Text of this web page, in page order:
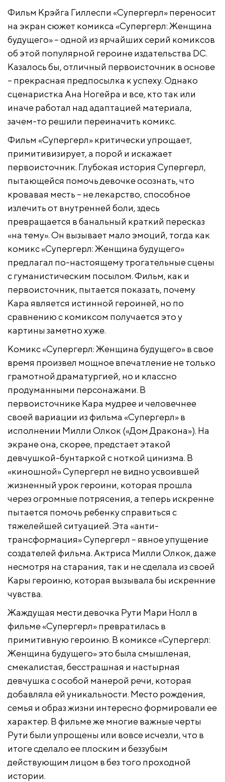
Фильм Крэйга Гиллеспи «Супергерл» переносит
на экран сюжет комикса «Супергерл: Женщина
будущего» – одной из ярчайших серий комиксов
об этой популярной героине издательства DC.
Казалось бы, отличный первоисточник в основе
– прекрасная предпосылка к успеху. Однако
сценаристка Ана Ногейра и все, кто так или
иначе работал над адаптацией материала,
зачем-то решили переиначить комикс.
Фильм «Супергерл» критически упрощает,
примитивизирует, а порой и искажает
первоисточник. Глубокая история Супергерл,
пытающейся помочь девочке осознать, что
кровавая месть – не лекарство, способное
излечить от внутренней боли, здесь
превращается в банальный краткий пересказ
«на тему». Он вызывает мало эмоций, тогда как
комикс «Супергерл: Женщина будущего»
предлагал по-настоящему трогательные сцены
с гуманистическим посылом. Фильм, как и
первоисточник, пытается показать, почему
Кара является истинной героиней, но по
сравнению с комиксом получается это у
картины заметно хуже.
Комикс «Супергерл: Женщина будущего» в свое
время произвел мощное впечатление не только
грамотной драматургией, но и классно
продуманными персонажами. В
первоисточнике Кара мудрее и человечнее
своей вариации из фильма «Супергерл» в
исполнении Милли Олкок («Дом Дракона»). На
экране она, скорее, предстает этакой
девчушкой-бунтаркой с ноткой цинизма. В
«киношной» Супергерл не видно усвоившей
жизненный урок героини, которая прошла
через огромные потрясения, а теперь искренне
пытается помочь ребенку справиться с
тяжелейшей ситуацией. Эта «анти-
трансформация» Супергерл – явное упущение
создателей фильма. Актриса Милли Олкок, даже
несмотря на старания, так и не сделала из своей
Кары героиню, которая вызывала бы искренние
чувства.
Жаждущая мести девочка Рути Мари Нолл в
фильме «Супергерл» превратилась в
примитивную героиню. В комиксе «Супергерл:
Женщина будущего» это была смышленая,
смекалистая, бесстрашная и настырная
девчушка с особой манерой речи, которая
добавляла ей уникальности. Место рождения,
семья и образ жизни интересно формировали ее
характер. В фильме же многие важные черты
Рути были упрощены или вовсе исчезли, что в
итоге сделало ее плоским и беззубым
действующим лицом в без того проходной
истории.